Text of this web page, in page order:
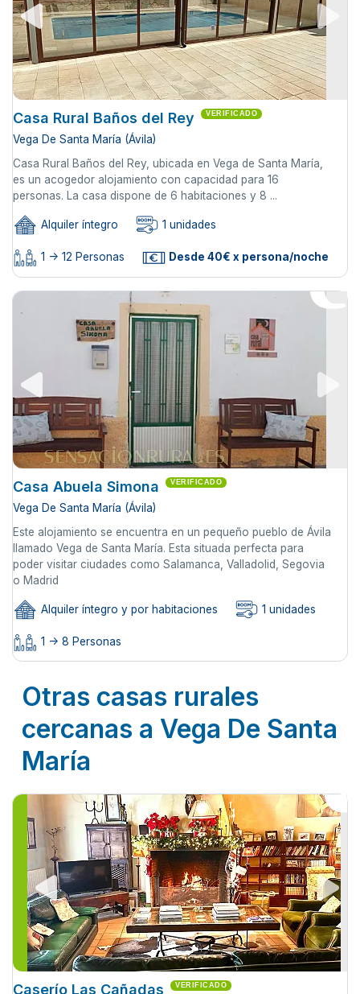
Casa Rural Baños del Rey VERIFICADO
Vega De Santa María (Ávila)
Casa Rural Baños del Rey, ubicada en Vega de Santa María,
es un acogedor alojamiento con capacidad para 16
personas. La casa dispone de 6 habitaciones y 8 ...
Alquiler íntegro 1 unidades
1 -> 12 Personas Desde 40€ x persona/noche
Casa Abuela Simona VERIFICADO
Vega De Santa María (Ávila)
Este alojamiento se encuentra en un pequeño pueblo de Ávila
llamado Vega de Santa María. Esta situada perfecta para
poder visitar ciudades como Salamanca, Valladolid, Segovia
o Madrid
Alquiler íntegro y por habitaciones 1 unidades
1 -> 8 Personas
Otras casas rurales
cercanas a Vega De Santa
María
Caserío Las Cañadas VERIFICADO